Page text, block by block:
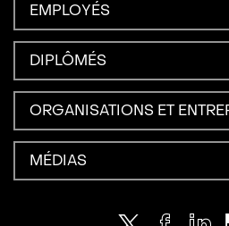
EMPLOYÉS
DIPLÔMÉS
ORGANISATIONS ET
MÉDIAS
Twitter